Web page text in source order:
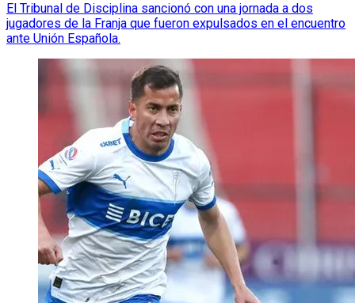
El Tribunal de Disciplina sancionó con una jornada a dos
jugadores de la Franja que fueron expulsados en el encuentro
ante Unión Española.